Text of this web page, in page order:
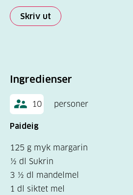
Skriv ut
Ingredienser
10 personer
Paideig
125 g myk margarin
½ dl Sukrin
3 ½ dl mandelmel
1 dl siktet mel